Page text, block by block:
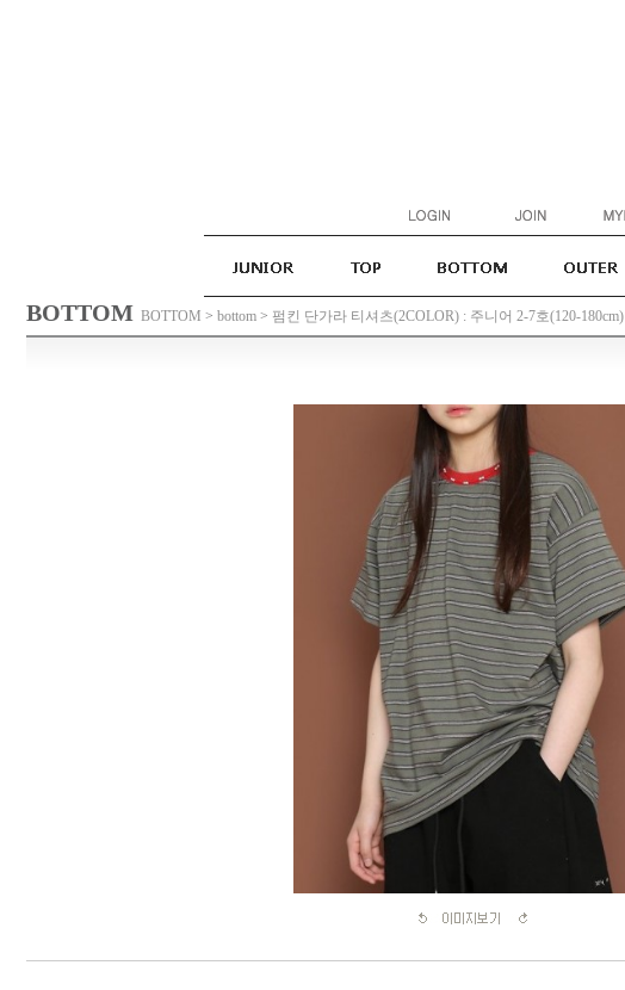
BOTTOM BOTTOM > bottom > 펌킨 단가라 티셔츠(2COLOR) : 주니어 2-7호(120-180cm)